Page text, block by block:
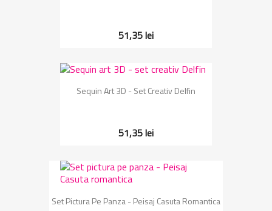
51,35 lei
Sequin Art 3D - Set Creativ Delfin
51,35 lei
Set Pictura Pe Panza - Peisaj Casuta Romantica